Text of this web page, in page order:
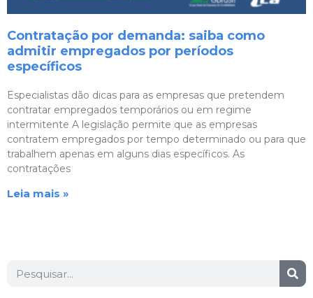
Contratação por demanda: saiba como
admitir empregados por períodos
específicos
Especialistas dão dicas para as empresas que pretendem
contratar empregados temporários ou em regime
intermitente A legislação permite que as empresas
contratem empregados por tempo determinado ou para que
trabalhem apenas em alguns dias específicos. As
contratações
Leia mais »